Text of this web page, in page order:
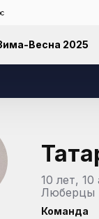
Весна 2025
10 лет, 10
Люберцы
Команда